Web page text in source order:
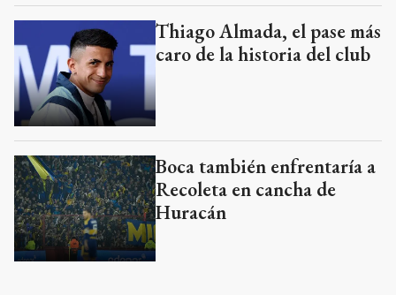
Thiago Almada, el pase más
caro de la historia del club
Boca también enfrentaría a
Recoleta en cancha de
Huracán